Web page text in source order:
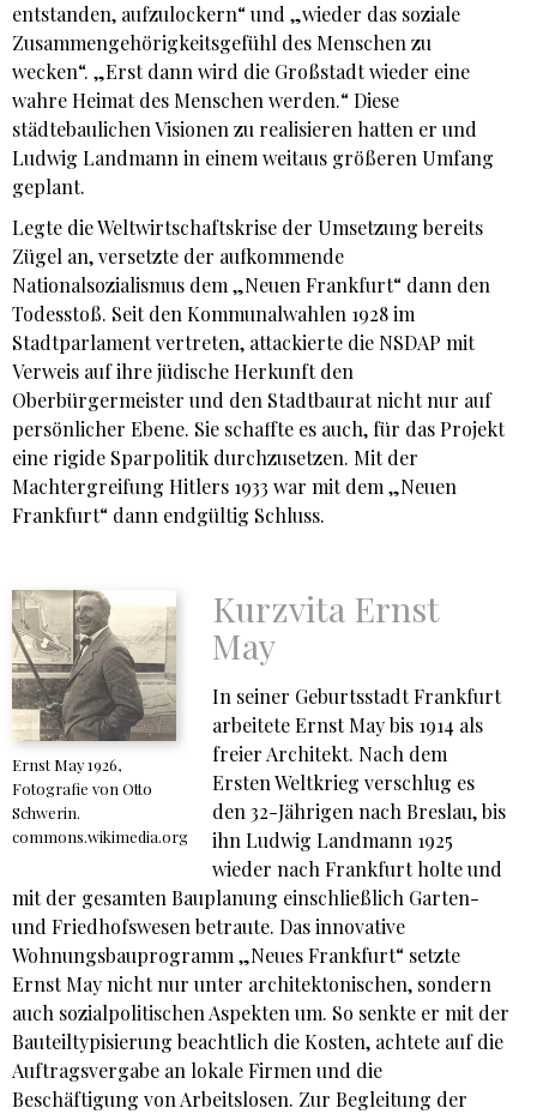
entstanden, aufzulockern“ und „wieder das soziale
Zusammengehörigkeitsgefühl des Menschen zu
wecken“. „Erst dann wird die Großstadt wieder eine
wahre Heimat des Menschen werden.“ Diese
städtebaulichen Visionen zu realisieren hatten er und
Ludwig Landmann in einem weitaus größeren Umfang
geplant.
Legte die Weltwirtschaftskrise der Umsetzung bereits
Zügel an, versetzte der aufkommende
Nationalsozialismus dem „Neuen Frankfurt“ dann den
Todesstoß. Seit den Kommunalwahlen 1928 im
Stadtparlament vertreten, attackierte die NSDAP mit
Verweis auf ihre jüdische Herkunft den
Oberbürgermeister und den Stadtbaurat nicht nur auf
persönlicher Ebene. Sie schaffte es auch, für das Projekt
eine rigide Sparpolitik durchzusetzen. Mit der
Machtergreifung Hitlers 1933 war mit dem „Neuen
Frankfurt“ dann endgültig Schluss.
Ernst May 1926,
Fotografie von Otto
Schwerin.
commons.wikimedia.org
Kurzvita Ernst
May
In seiner Geburtsstadt Frankfurt
arbeitete Ernst May bis 1914 als
freier Architekt. Nach dem
Ersten Weltkrieg verschlug es
den 32-Jährigen nach Breslau, bis
ihn Ludwig Landmann 1925
wieder nach Frankfurt holte und
mit der gesamten Bauplanung einschließlich Garten-
und Friedhofswesen betraute. Das innovative
Wohnungsbauprogramm „Neues Frankfurt“ setzte
Ernst May nicht nur unter architektonischen, sondern
auch sozialpolitischen Aspekten um. So senkte er mit der
Bauteiltypisierung beachtlich die Kosten, achtete auf die
Auftragsvergabe an lokale Firmen und die
Beschäftigung von Arbeitslosen. Zur Begleitung der